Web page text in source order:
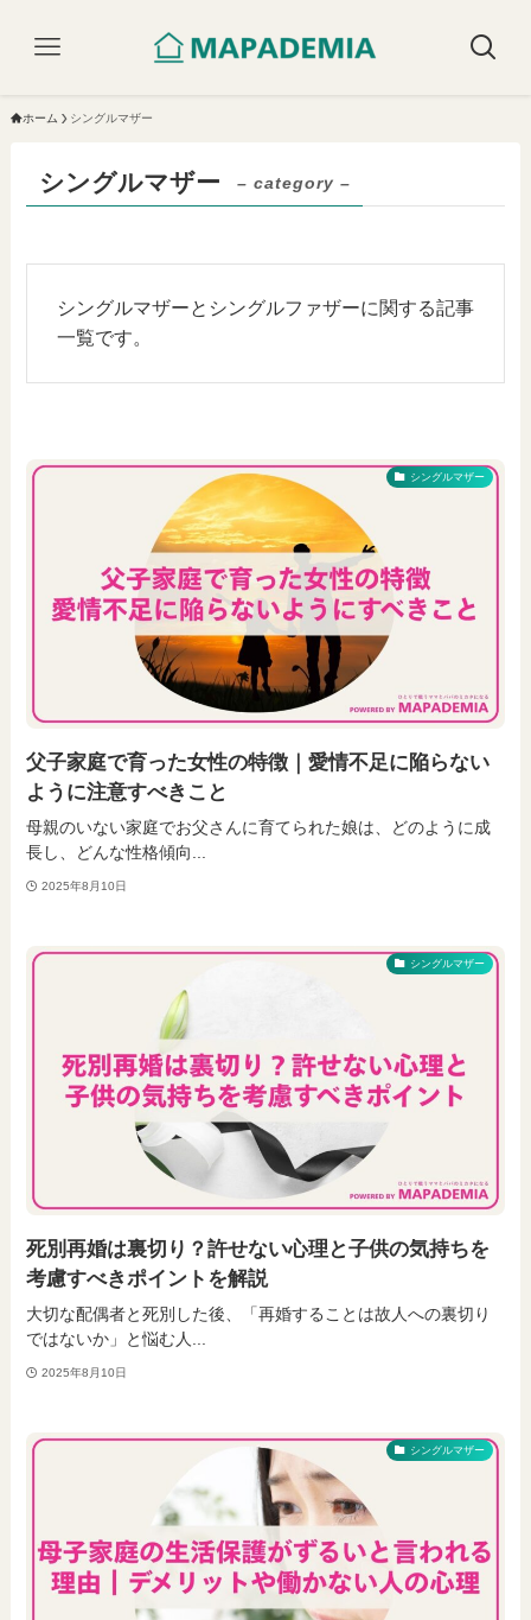
ホーム シングルマザー
シングルマザー – category –
シングルマザーとシングルファザーに関する記事
一覧です。
シングルマザー
父子家庭で育った女性の特徴｜愛情不足に陥らない
ように注意すべきこと
母親のいない家庭でお父さんに育てられた娘は、どのように成
長し、どんな性格傾向...
2025年8月10日
シングルマザー
死別再婚は裏切り？許せない心理と子供の気持ちを
考慮すべきポイントを解説
大切な配偶者と死別した後、「再婚することは故人への裏切り
ではないか」と悩む人...
2025年8月10日
シングルマザー